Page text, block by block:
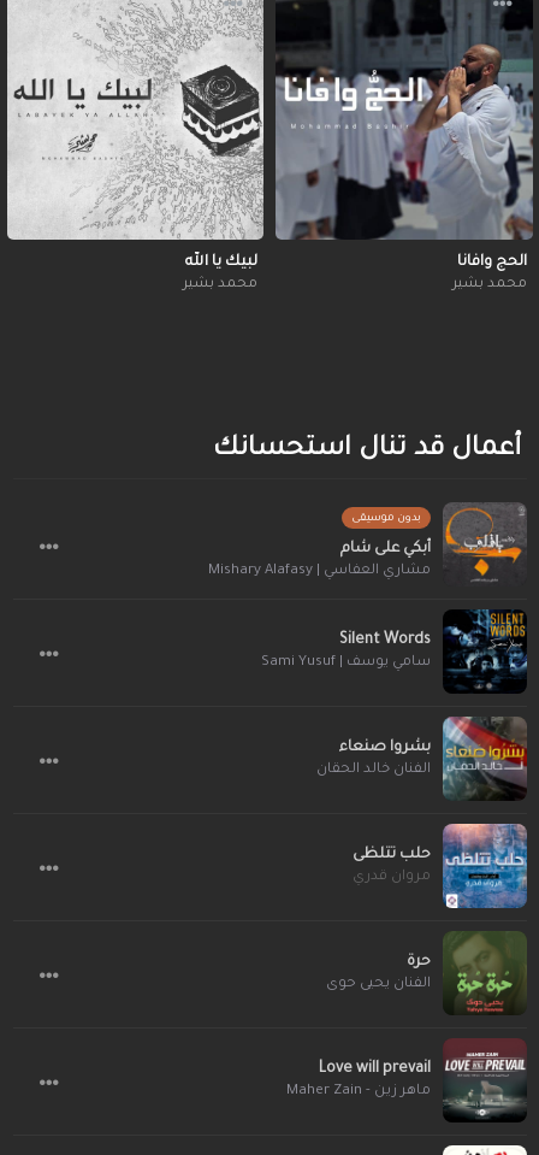
الحج وافانا
محمد بشير
لبيك يا الله
محمد بشير
أعمال قد تنال استحسانك
بدون موسيقى
أبكي على شام
مشاري العفاسي | Mishary Alafasy
Silent Words
سامي يوسف | Sami Yusuf
بشروا صنعاء
الفنان خالد الحقان
حلب تتلظى
مروان قدري
حرة
الفنان يحيى حوى
Love will prevail
ماهر زين - Maher Zain